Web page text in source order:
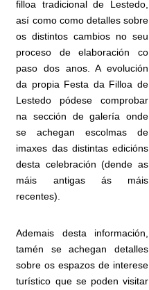
filloa tradicional de Lestedo,
así como como detalles sobre
os distintos cambios no seu
proceso de elaboración co
paso dos anos. A evolución
da propia Festa da Filloa de
Lestedo pódese comprobar
na sección de galería onde
se achegan escolmas de
imaxes das distintas edicións
desta celebración (dende as
máis antigas ás máis
recentes).
Ademais desta información,
tamén se achegan detalles
sobre os espazos de interese
turístico que se poden visitar